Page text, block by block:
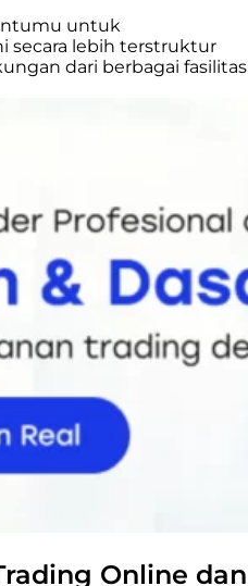
untuk
secara lebih terstruktur
dari berbagai fasilitas
Online dan